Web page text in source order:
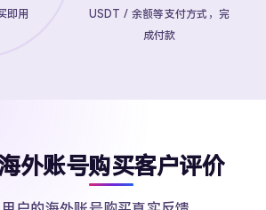
USDT / 余额等支付方式，完
成付款
即用
外账号购买客户评价